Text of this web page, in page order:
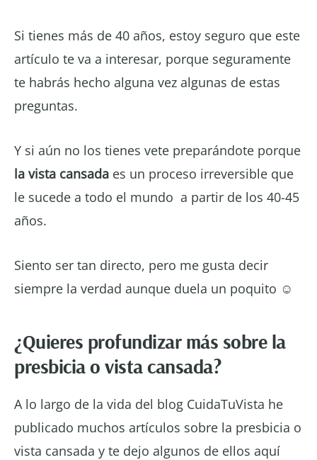
Si tienes más de 40 años, estoy seguro que este
artículo te va a interesar, porque seguramente
te habrás hecho alguna vez algunas de estas
preguntas.
Y si aún no los tienes vete preparándote porque
la vista cansada es un proceso irreversible que
le sucede a todo el mundo a partir de los 40-45
años.
Siento ser tan directo, pero me gusta decir
siempre la verdad aunque duela un poquito ☺
¿Quieres profundizar más sobre la
presbicia o vista cansada?
A lo largo de la vida del blog CuidaTuVista he
publicado muchos artículos sobre la presbicia o
vista cansada y te dejo algunos de ellos aquí